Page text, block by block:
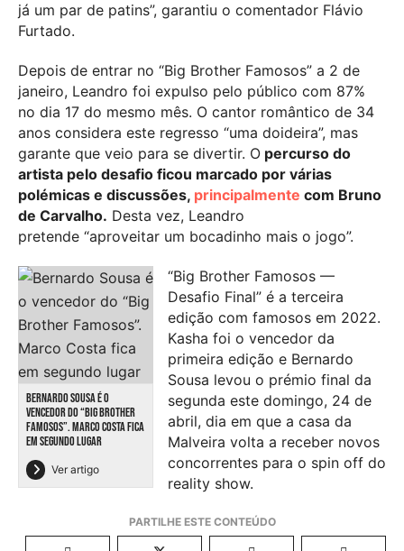
já um par de patins”, garantiu o comentador Flávio
Furtado.
Depois de entrar no “Big Brother Famosos” a 2 de
janeiro, Leandro foi expulso pelo público com 87%
no dia 17 do mesmo mês. O cantor romântico de 34
anos considera este regresso “uma doideira”, mas
garante que veio para se divertir. O percurso do
artista pelo desafio ficou marcado por várias
polémicas e discussões, principalmente com Bruno
de Carvalho. Desta vez, Leandro
pretende “aproveitar um bocadinho mais o jogo”.
BERNARDO SOUSA É O
VENCEDOR DO “BIG BROTHER
FAMOSOS”. MARCO COSTA FICA
EM SEGUNDO LUGAR
Ver artigo
“Big Brother Famosos —
Desafio Final” é a terceira
edição com famosos em 2022.
Kasha foi o vencedor da
primeira edição e Bernardo
Sousa levou o prémio final da
segunda este domingo, 24 de
abril, dia em que a casa da
Malveira volta a receber novos
concorrentes para o spin off do
reality show.